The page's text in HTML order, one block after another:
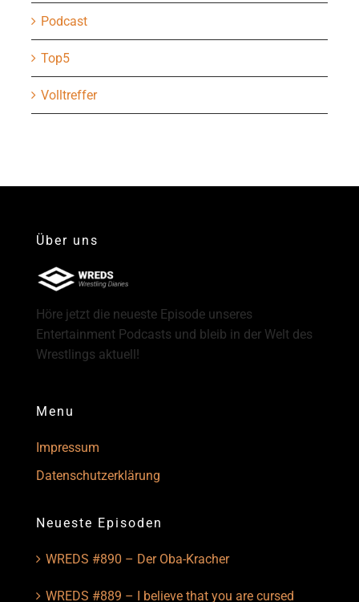
Podcast
Top5
Volltreffer
Über uns
Höre jetzt die neueste Episode unseres
Entertainment Podcasts und bleib in der Welt des
Wrestlings aktuell!
Menu
Impressum
Datenschutzerklärung
Neueste Episoden
WREDS #890 – Der Oba-Kracher
WREDS #889 – I believe that you are cursed